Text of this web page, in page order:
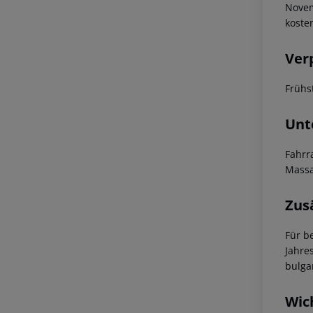
Für